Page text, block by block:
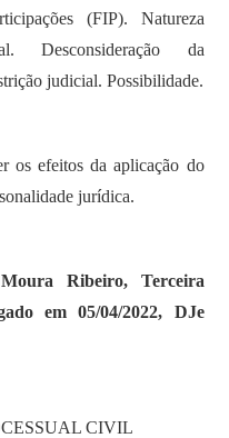
(FIP). Natureza
Desconsideração da
judicial. Possibilidade.
os efeitos da aplicação do
jurídica.
Ribeiro, Terceira
em 05/04/2022, DJe
CIVIL